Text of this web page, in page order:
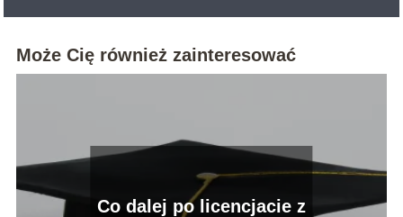
Może Cię również zainteresować
Co dalej po licencjacie z